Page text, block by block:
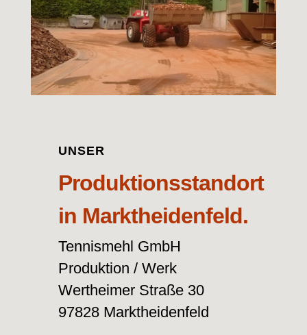
UNSER
Produktionsstandort
in Marktheidenfeld.
Tennismehl GmbH
Produktion / Werk
Wertheimer Straße 30
97828 Marktheidenfeld